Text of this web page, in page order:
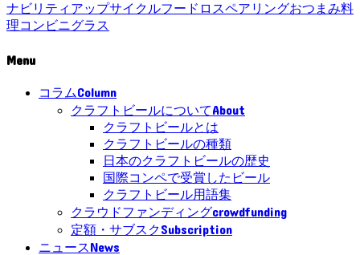
ナビリティ アップサイクルフードロスペアリングおつまみ料
理コンビニグラス
Menu
コラムColumn
クラフトビールについてAbout
クラフトビールとは
クラフトビールの種類
日本のクラフトビールの歴史
国際コンペで受賞したビール
クラフトビール用語集
クラウドファンディングcrowdfunding
定額・サブスクSubscription
ニュースNews